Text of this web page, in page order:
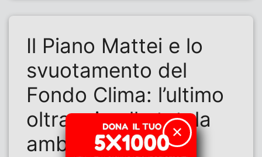
Il Piano Mattei e lo
svuotamento del
Fondo Clima: l’ultimo
oltraggio alla tutela
ambientale
✕